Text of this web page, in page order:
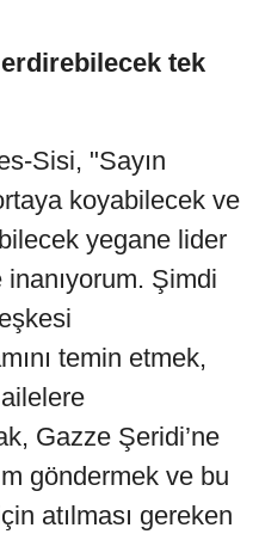
tek
Sisi, "Sayın
koyabilecek ve
yegane lider
Şimdi
temin etmek,
Gazze Şeridi’ne
göndermek ve bu
atılması gereken